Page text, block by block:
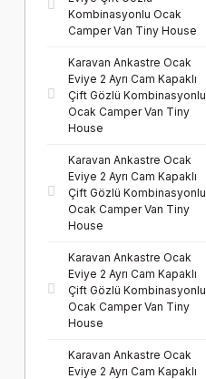
Kombinasyonlu Ocak
Camper Van Tiny House
Karavan Ankastre Ocak
Eviye 2 Ayrı Cam Kapaklı
Çift Gözlü Kombinasyonlu
Ocak Camper Van Tiny
House
Karavan Ankastre Ocak
Eviye 2 Ayrı Cam Kapaklı
Çift Gözlü Kombinasyonlu
Ocak Camper Van Tiny
House
Karavan Ankastre Ocak
Eviye 2 Ayrı Cam Kapaklı
Çift Gözlü Kombinasyonlu
Ocak Camper Van Tiny
House
Karavan Ankastre Ocak
Eviye 2 Ayrı Cam Kapaklı